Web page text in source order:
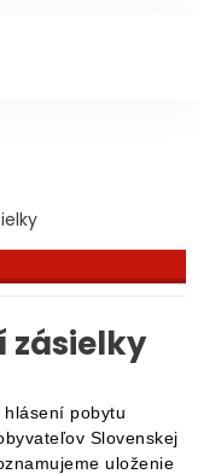
zásielky
pobytu
Slovenskej
uloženie